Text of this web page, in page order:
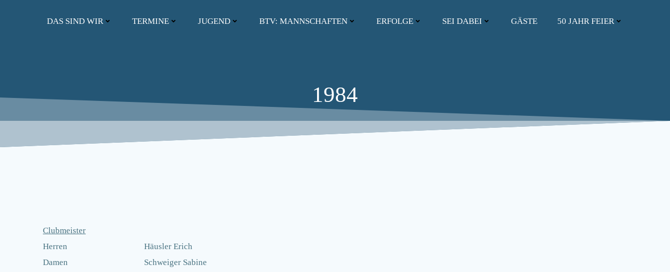
DAS SIND WIR TERMINE JUGEND BTV: MANNSCHAFTEN ERFOLGE SEI DABEI GÄSTE 50 JAHR FEIER
1984
Clubmeister
Herren
Häusler Erich
Damen
Schweiger Sabine